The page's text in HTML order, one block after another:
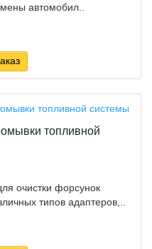
автомобил..
топливной
очистки форсунок
типов адаптеров,..